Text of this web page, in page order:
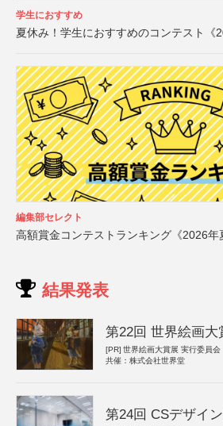
学生におすすめ
夏休み！学生におすすめのコンテスト《
編集部セレクト
高額賞金コンテストランキング《2026年
結果発表
第22回 世界絵画大
[PR] 世界絵画大賞展 実行委員会
共催：株式会社世界堂
第24回 CSデザイ